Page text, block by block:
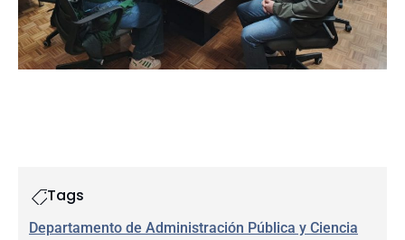
Tags
Departamento de Administración Pública y Ciencia